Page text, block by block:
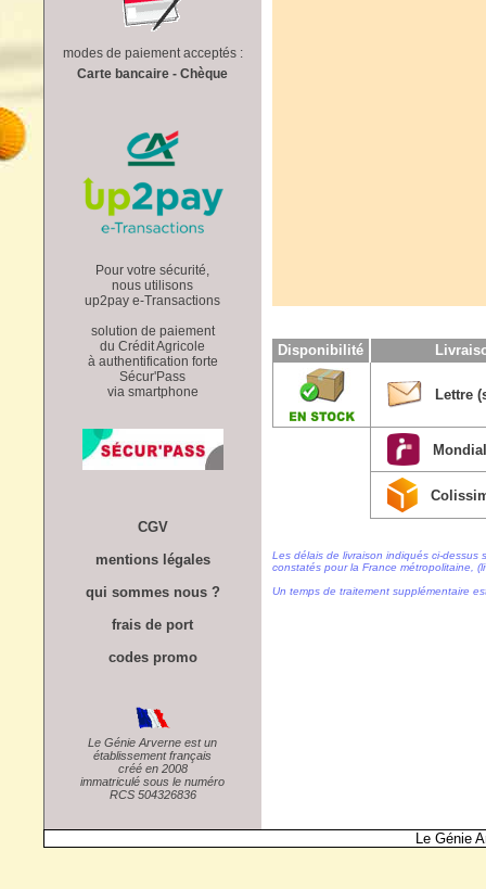
modes de paiement acceptés :
Carte bancaire - Chèque
Pour votre sécurité,
nous utilisons
up2pay e-Transactions
solution de paiement
du Crédit Agricole
à authentification forte
Sécur'Pass
via smartphone
CGV
mentions légales
qui sommes nous ?
frais de port
codes promo
Le Génie Arverne est un
établissement français
créé en 2008
immatriculé sous le numéro
RCS 504326836
Disponibilité
Lettre
Les délais de livraison indiqués ci-
constatés pour la France métropolitaine,
Un temps de traitement supplémentaire
Le Génie